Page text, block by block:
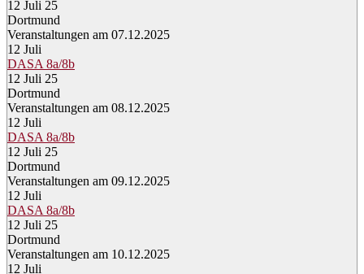
12 Juli 25
Dortmund
Veranstaltungen am 07.12.2025
12 Juli
DASA 8a/8b
12 Juli 25
Dortmund
Veranstaltungen am 08.12.2025
12 Juli
DASA 8a/8b
12 Juli 25
Dortmund
Veranstaltungen am 09.12.2025
12 Juli
DASA 8a/8b
12 Juli 25
Dortmund
Veranstaltungen am 10.12.2025
12 Juli